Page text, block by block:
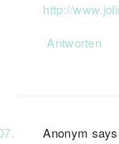
http://
Antworten
Anonym says